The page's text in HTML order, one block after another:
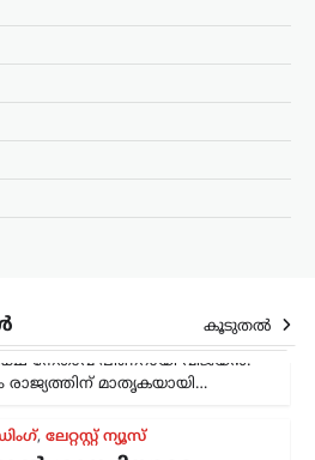
കൂടുതൽ
ഗാന്ധിയുടെ
മുന്നിൽ
വാഗ്ദാനം ചെയ്ത്
തട്ടിയെന്ന്
ഹരിയാന സ്വദേശിയായ ഒരു
കുട്ടികളുമാണ്
എത്തിയത്. ഹരിയാന
തെരഞ്ഞെടുപ്പിൽ സീറ്റ്